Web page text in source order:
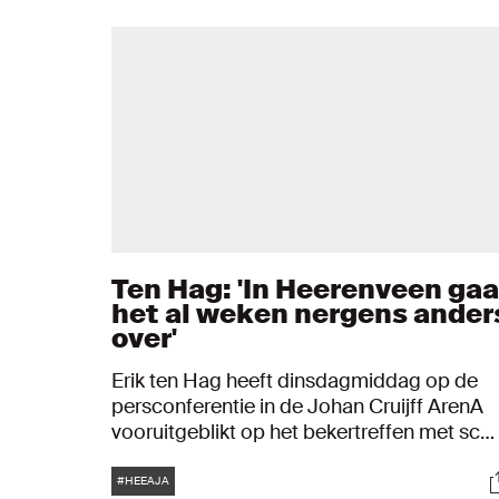
Ten Hag: 'In Heerenveen
het al weken nergens
over'
Erik ten Hag heeft dinsdagmiddag op de
persconferentie in de Johan Cruijff ArenA
vooruitgeblikt op het bekertreffen met sc
de Friezen niet en is voorbereid op een
Tags
#HEEAJA